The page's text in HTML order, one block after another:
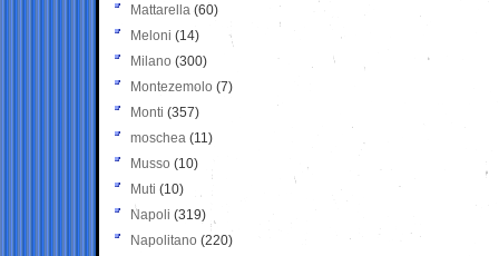
Mattarella (60)
Meloni (14)
Milano (300)
Montezemolo (7)
Monti (357)
moschea (11)
Musso (10)
Muti (10)
Napoli (319)
Napolitano (220)